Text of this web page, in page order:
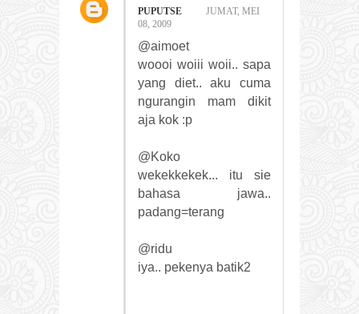
PUPUTSE
JUMAT, MEI
08, 2009
@aimoet
woooi woiii woii.. sapa
yang diet.. aku cuma
ngurangin mam dikit
aja kok :p
@Koko
wekekkekek... itu sie
bahasa jawa..
padang=terang
@ridu
iya.. pekenya batik2